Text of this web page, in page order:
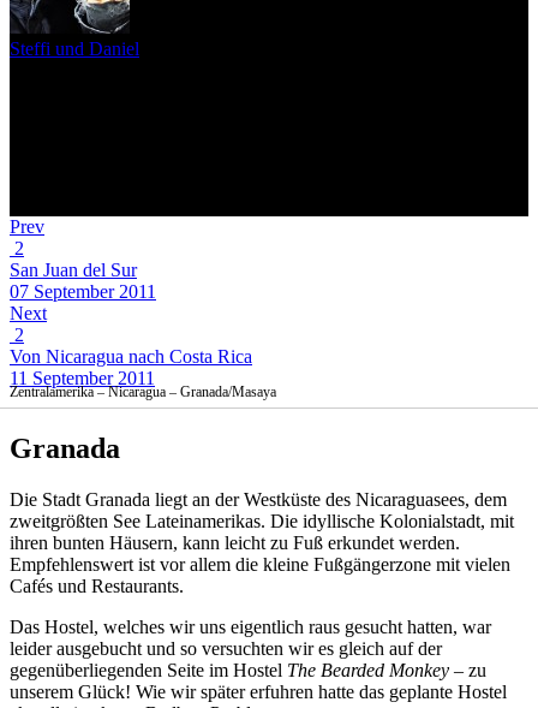
Steffi und Daniel
Prev
2
San Juan del Sur
07 September 2011
Next
2
Von Nicaragua nach Costa Rica
11 September 2011
Zentralamerika – Nicaragua – Granada/Masaya
Granada
Die Stadt Granada liegt an der Westküste des Nicaraguasees, dem
zweitgrößten See Lateinamerikas. Die idyllische Kolonialstadt, mit
ihren bunten Häusern, kann leicht zu Fuß erkundet werden.
Empfehlenswert ist vor allem die kleine Fußgängerzone mit vielen
Cafés und Restaurants.
Das Hostel, welches wir uns eigentlich raus gesucht hatten, war
leider ausgebucht und so versuchten wir es gleich auf der
gegenüberliegenden Seite im Hostel The Bearded Monkey – zu
unserem Glück! Wie wir später erfuhren hatte das geplante Hostel